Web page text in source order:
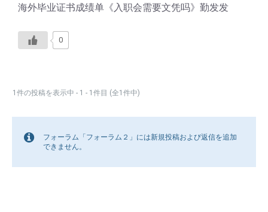
海外毕业证书成绩单《入职会需要文凭吗》勤发发
0
1件の投稿を表示中 - 1 - 1件目 (全1件中)
フォーラム「フォーラム２」には新規投稿および返信を追加
できません。